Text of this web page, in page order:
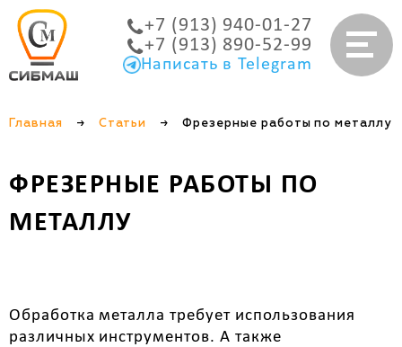
+7 (913) 940-01-27
+7 (913) 890-52-99
Написать в Telegram
Главная → Статьи → Фрезерные работы по металлу
ФРЕЗЕРНЫЕ РАБОТЫ ПО
МЕТАЛЛУ
Обработка металла требует использования
различных инструментов. А также